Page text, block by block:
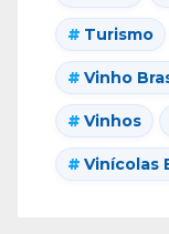
Turismo
Vinho
Vinhos
Vinícolas